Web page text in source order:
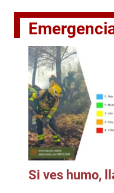
Si ves humo,